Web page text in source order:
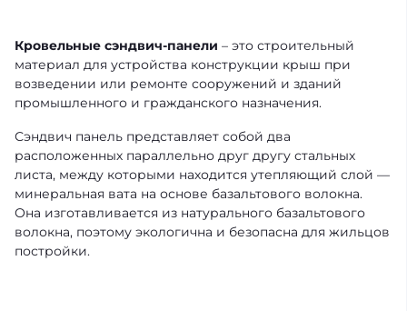
Кровельные сэндвич-панели – это строительный
материал для устройства конструкции крыш при
возведении или ремонте сооружений и зданий
промышленного и гражданского назначения.
Сэндвич панель представляет собой два
расположенных параллельно друг другу стальных
листа, между которыми находится утепляющий слой —
минеральная вата на основе базальтового волокна.
Она изготавливается из натурального базальтового
волокна, поэтому экологична и безопасна для жильцов
постройки.